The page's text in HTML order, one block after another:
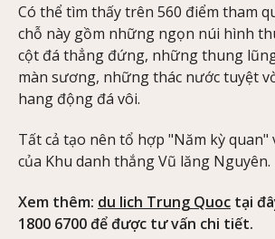
Có thể tìm thấy trên 560 điểm tham
chỗ này gồm những ngọn núi hình
cột đá thẳng đứng, những thung
màn sương, những thác nước tuyệt
hang động đá vôi.
Tất cả tạo nên tổ hợp "Năm kỳ quan"
của Khu danh thắng Vũ lăng Nguyên.
Xem thêm: du lich Trung Quoc tại
1800 6700 để được tư vấn chi tiết.